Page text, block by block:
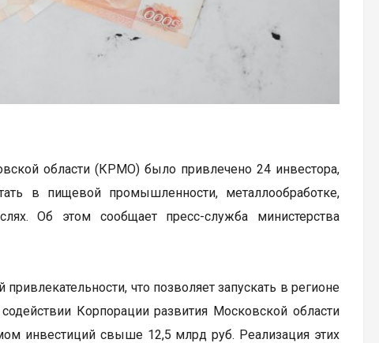
области (КРМО) было привлечено 24 инвестора,
в пищевой промышленности, металлообработке,
Об этом сообщает пресс-служба министерства
что позволяет запускать в регионе
Корпорации развития Московской области
инвестиций свыше 12,5 млрд руб. Реализация этих